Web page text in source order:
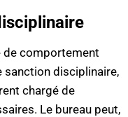
de comportement
sanction disciplinaire,
chargé de
Le bureau peut,